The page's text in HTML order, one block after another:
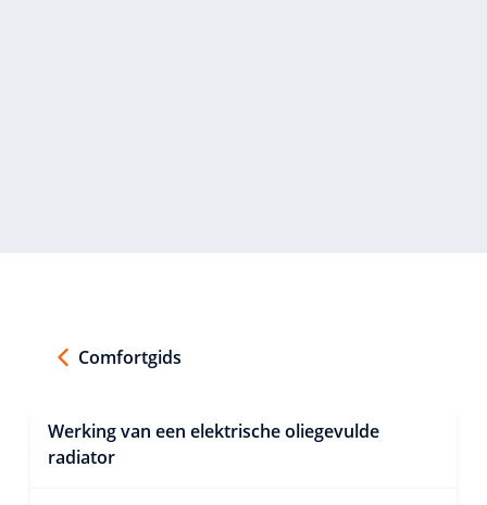
Comfortgids
Werking van een elektrische oliegevulde
radiator